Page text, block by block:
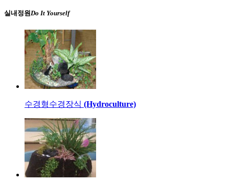
실내정원Do It Yourself
수경형수경장식 (Hydroculture)